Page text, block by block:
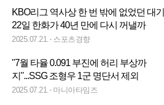
KBO리그 역사상 한 번 밖에 없었던 대
22일 한화가 40년 만에 다시 꺼낼까
2025.07.21. 스포츠경향
"7월 타율 0.091 부진에 허리 부상까
지"...SSG 조형우 1군 명단서 제외
2025.07.21. 마니아타임즈